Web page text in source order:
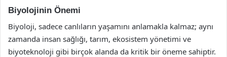
Biyolojinin Önemi
Biyoloji, sadece canlıların yaşamını anlamakla kalmaz; aynı
zamanda insan sağlığı, tarım, ekosistem yönetimi ve
biyoteknoloji gibi birçok alanda da kritik bir öneme sahiptir.